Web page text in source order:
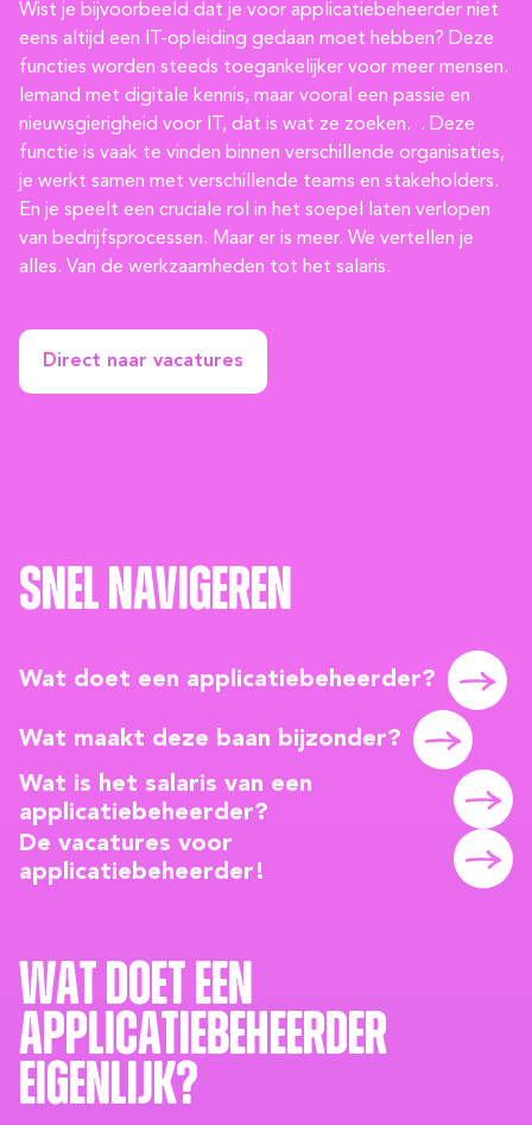
Wist je bijvoorbeeld dat je voor applicatiebeheerder niet
eens altijd een IT-opleiding gedaan moet hebben? Deze
functies worden steeds toegankelijker voor meer mensen.
Iemand met digitale kennis, maar vooral een passie en
nieuwsgierigheid voor IT, dat is wat ze zoeken. . Deze
functie is vaak te vinden binnen verschillende organisaties,
je werkt samen met verschillende teams en stakeholders.
En je speelt een cruciale rol in het soepel laten verlopen
van bedrijfsprocessen. Maar er is meer. We vertellen je
alles. Van de werkzaamheden tot het salaris.
Direct naar vacatures
Snel navigeren
Wat doet een applicatiebeheerder?
Wat maakt deze baan bijzonder?
Wat is het salaris van een
applicatiebeheerder?
De vacatures voor
applicatiebeheerder!
Wat doet een
applicatiebeheerder
eigenlijk?